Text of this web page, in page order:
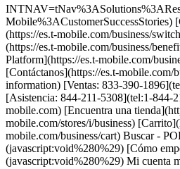
Mobile%3ACustomerSuccessStories)
(https://es.t-mobile.com/business/
(https://es.t-mobile.com/business/
Platform](https://es.t-mobile.com/
[Contáctanos](https://es.t-mobile.com/
information) [Ventas: 833-390-
[Asistencia: 844-211-5308](tel:1-844-
mobile.com) [Encuentra una
mobile.com/stores/i/business)
mobile.com/business/cart) Buscar -
(javascript:void%280%29) [Cómo
(javascript:void%280%29) Mi cuenta